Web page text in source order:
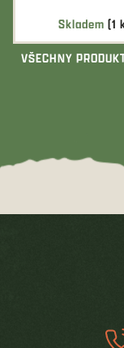
Skladem (1
VŠECHNY